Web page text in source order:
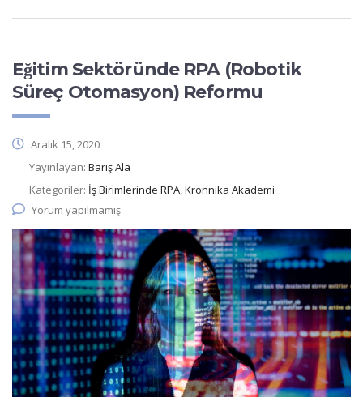
Eğitim Sektöründe RPA (Robotik
Süreç Otomasyon) Reformu
Aralık 15, 2020
Yayınlayan: Barış Ala
Kategoriler: İş Birimlerinde RPA, Kronnika Akademi
Yorum yapılmamış